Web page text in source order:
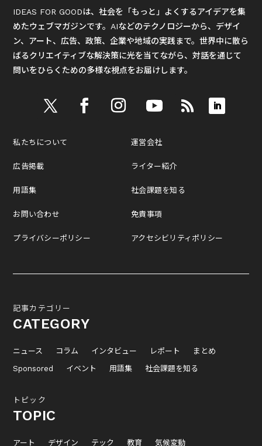
IDEAS FOR GOODは、社会を「もっと」よくするアイデアを集
めたウェブマガジンです。AIなどのテクノロジーから、デザイ
ン、アート、広告、政策、企業や地域の実践まで。世界中に散ら
ばるクリエイティブな解決策に光を当てながら、対話を通じて
問いをひらくための多様な視点をお届けします。
私たちについて
広告掲載
用語集
お問い合わせ
プライバシーポリシー
運営会社
ライター紹介
社会課題を知る
免責事項
アクセシビリティポリシー
記事カテゴリー
CATEGORY
ニュース コラム インタビュー レポート
まとめ
Sponsored
イベント 用語集 社会課題を知る
トピック
TOPIC
アート デザイン テック 教育 気候変動